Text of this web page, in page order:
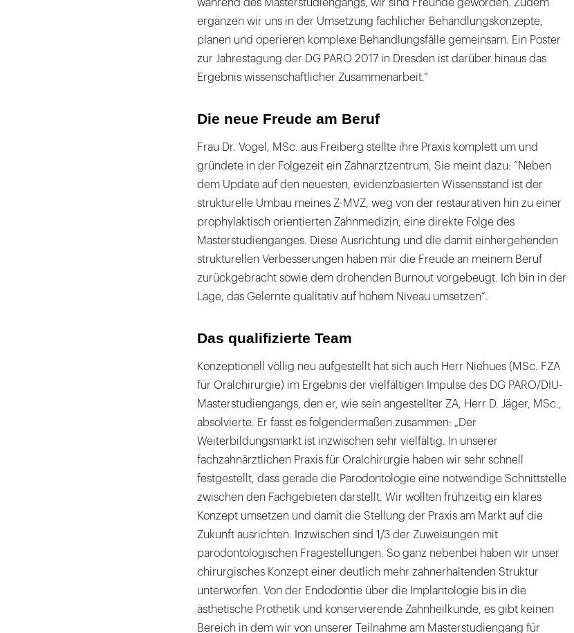
während des Masterstudiengangs, wir sind Freunde geworden. Zudem
ergänzen wir uns in der Umsetzung fachlicher Behandlungskonzepte,
planen und operieren komplexe Behandlungsfälle gemeinsam. Ein Poster
zur Jahrestagung der DG PARO 2017 in Dresden ist darüber hinaus das
Ergebnis wissenschaftlicher Zusammenarbeit.“
Die neue Freude am Beruf
Frau Dr. Vogel, MSc. aus Freiberg stellte ihre Praxis komplett um und
gründete in der Folgezeit ein Zahnarztzentrum, Sie meint dazu: “Neben
dem Update auf den neuesten, evidenzbasierten Wissensstand ist der
strukturelle Umbau meines Z-MVZ, weg von der restaurativen hin zu einer
prophylaktisch orientierten Zahnmedizin, eine direkte Folge des
Masterstudienganges. Diese Ausrichtung und die damit einhergehenden
strukturellen Verbesserungen haben mir die Freude an meinem Beruf
zurückgebracht sowie dem drohenden Burnout vorgebeugt. Ich bin in der
Lage, das Gelernte qualitativ auf hohem Niveau umsetzen“.
Das qualifizierte Team
Konzeptionell völlig neu aufgestellt hat sich auch Herr Niehues (MSc. FZA
für Oralchirurgie) im Ergebnis der vielfältigen Impulse des DG PARO/DIU-
Masterstudiengangs, den er, wie sein angestellter ZA, Herr D. Jäger, MSc.,
absolvierte. Er fasst es folgendermaßen zusammen: „Der
Weiterbildungsmarkt ist inzwischen sehr vielfältig. In unserer
fachzahnärztlichen Praxis für Oralchirurgie haben wir sehr schnell
festgestellt, dass gerade die Parodontologie eine notwendige Schnittstelle
zwischen den Fachgebieten darstellt. Wir wollten frühzeitig ein klares
Konzept umsetzen und damit die Stellung der Praxis am Markt auf die
Zukunft ausrichten. Inzwischen sind 1/3 der Zuweisungen mit
parodontologischen Fragestellungen. So ganz nebenbei haben wir unser
chirurgisches Konzept einer deutlich mehr zahnerhaltenden Struktur
unterworfen. Von der Endodontie über die Implantologie bis in die
ästhetische Prothetik und konservierende Zahnheilkunde, es gibt keinen
Bereich in dem wir von unserer Teilnahme am Masterstudiengang für